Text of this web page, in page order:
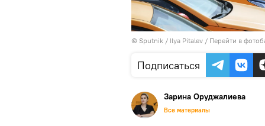
© Sputnik / Ilya Pitalev / Перейти в
Подписаться
Зарина Оруджалиева
Все материалы